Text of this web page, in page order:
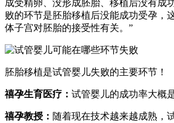
成受精卵、没形成胚胎、移植后没有成
败的环节是胚胎移植后没能成功受孕，
体子宫对胚胎的接受性有关。”
胚胎移植是试管婴儿失败的主要环节！
禧孕生育医疗： 试管婴儿的成功率大概
禧孕教授： 随着现在技术越来越成熟，